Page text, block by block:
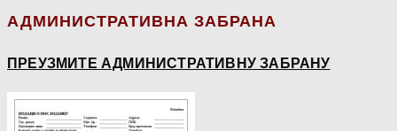
АДМИНИСТРАТИВНА ЗАБРАНА
ПРЕУЗМИТЕ АДМИНИСТРАТИВНУ ЗАБРАНУ